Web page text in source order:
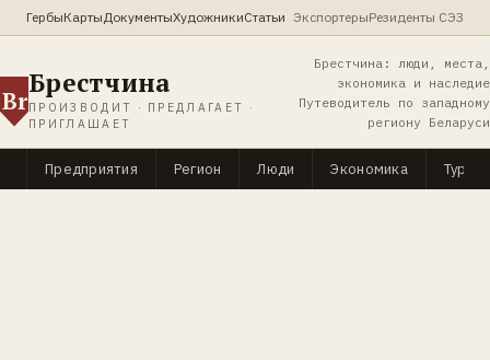
ГербыКартыДокументыХудожникиСтатьи ЭкспортерыРезиденты СЭЗ
Br
Брестчина
ПРОИЗВОДИТ · ПРЕДЛАГАЕТ ·
ПРИГЛАШАЕТ
Брестчина: люди, места,
экономика и наследие
Путеводитель по западному
региону Беларуси
Предприятия Регион Люди Экономика